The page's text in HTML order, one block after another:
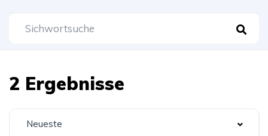
2 Ergebnisse
Neueste